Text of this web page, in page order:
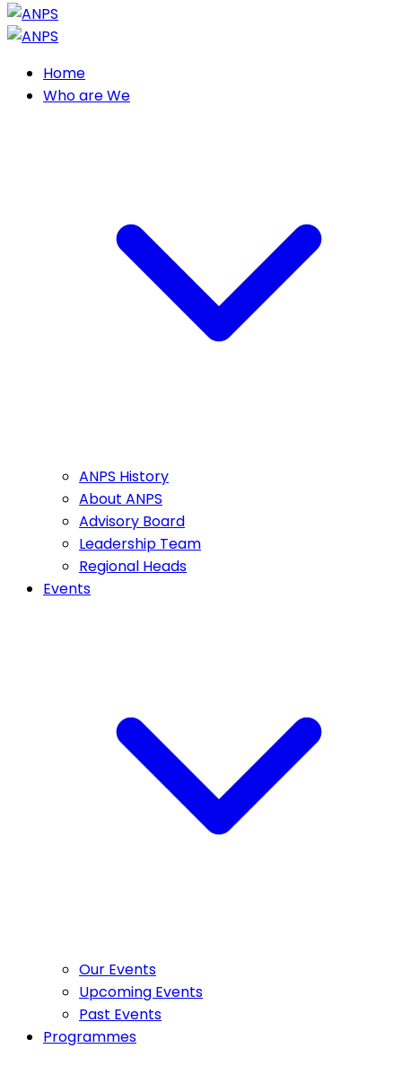
Home
Who are We
ANPS History
About ANPS
Advisory Board
Leadership Team
Regional Heads
Events
Our Events
Upcoming Events
Past Events
Programmes